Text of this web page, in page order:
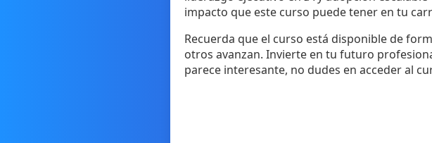
impacto que este curso puede tener en tu
Recuerda que el curso está disponible de
otros avanzan. Invierte en tu futuro
parece interesante, no dudes en acceder al